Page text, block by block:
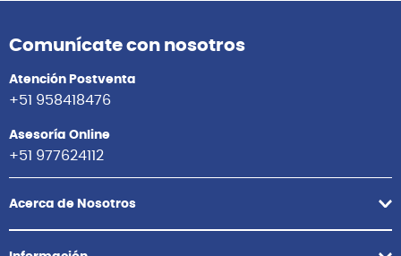
FREG1003 BK GUITARRA
ELECTRICA VIZCAYA
10% S/449.00
Agregar
Guitarra Electrica Freeman
TELE-E20 BK